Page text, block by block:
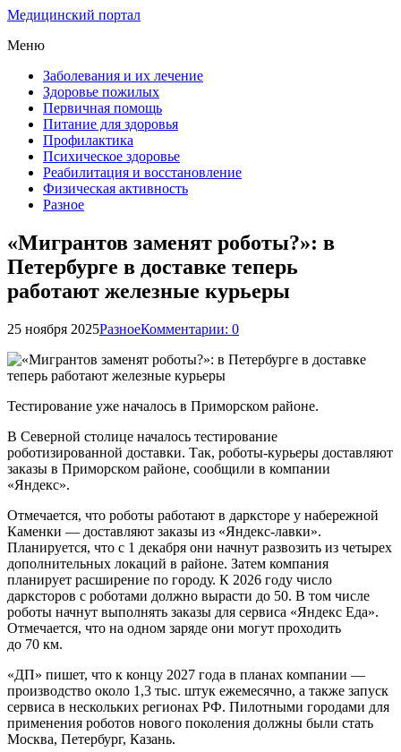
Медицинский портал
Меню
Заболевания и их лечение
Здоровье пожилых
Первичная помощь
Питание для здоровья
Профилактика
Психическое здоровье
Реабилитация и восстановление
Физическая активность
Разное
«Мигрантов заменят роботы?»: в
Петербурге в доставке теперь
работают железные курьеры
25 ноября 2025РазноеКомментарии: 0
Тестирование уже началось в Приморском районе.
В Северной столице началось тестирование
роботизированной доставки. Так, роботы-курьеры доставляют
заказы в Приморском районе, сообщили в компании
«Яндекс».
Отмечается, что роботы работают в дарксторе у набережной
Каменки — доставляют заказы из «Яндекс-лавки».
Планируется, что с 1 декабря они начнут развозить из четырех
дополнительных локаций в районе. Затем компания
планирует расширение по городу. К 2026 году число
дарксторов с роботами должно вырасти до 50. В том числе
роботы начнут выполнять заказы для сервиса «Яндекс Еда».
Отмечается, что на одном заряде они могут проходить
до 70 км.
«ДП» пишет, что к концу 2027 года в планах компании —
производство около 1,3 тыс. штук ежемесячно, а также запуск
сервиса в нескольких регионах РФ. Пилотными городами для
применения роботов нового поколения должны были стать
Москва, Петербург, Казань.